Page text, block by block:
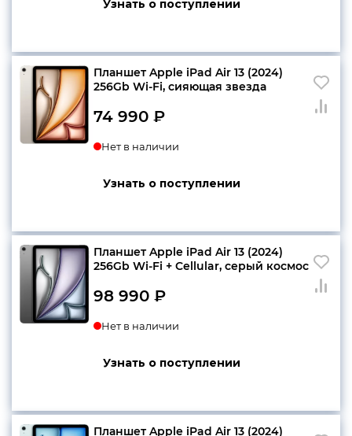
Узнать о поступлении
Планшет Apple iPad Air 13 (2024)
256Gb Wi-Fi, сияющая звезда
74 990 ₽
Нет в наличии
Узнать о поступлении
Планшет Apple iPad Air 13 (2024)
256Gb Wi-Fi + Cellular, серый космос
98 990 ₽
Нет в наличии
Узнать о поступлении
Планшет Apple iPad Air 13 (2024)